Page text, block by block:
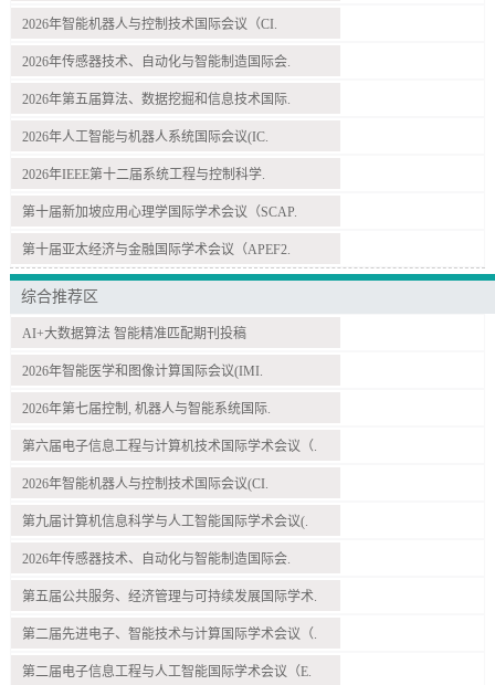
2026年智能机器人与控制技术国际会议（CI.
2026年传感器技术、自动化与智能制造国际会.
2026年第五届算法、数据挖掘和信息技术国际.
2026年人工智能与机器人系统国际会议(IC.
2026年IEEE第十二届系统工程与控制科学.
第十届新加坡应用心理学国际学术会议（SCAP.
第十届亚太经济与金融国际学术会议（APEF2.
综合推荐区
AI+大数据算法 智能精准匹配期刊投稿
2026年智能医学和图像计算国际会议(IMI.
2026年第七届控制, 机器人与智能系统国际.
第六届电子信息工程与计算机技术国际学术会议（.
2026年智能机器人与控制技术国际会议(CI.
第九届计算机信息科学与人工智能国际学术会议(.
2026年传感器技术、自动化与智能制造国际会.
第五届公共服务、经济管理与可持续发展国际学术.
第二届先进电子、智能技术与计算国际学术会议（.
第二届电子信息工程与人工智能国际学术会议（E.